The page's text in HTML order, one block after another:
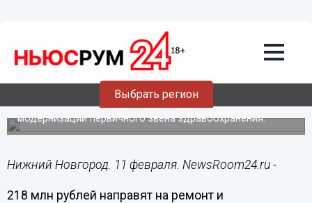
Выбрать регион
11.02.202115:48
Балахнинскую ЦРБ модернизируют за
218 млн рублей до 2025 года
Средства поступят в рамках региональной программы
модернизации первичного звена здравоохранения.
Нижний Новгород. 11 февраля. NewsRoom24.ru -
218 млн рублей направят на ремонт и